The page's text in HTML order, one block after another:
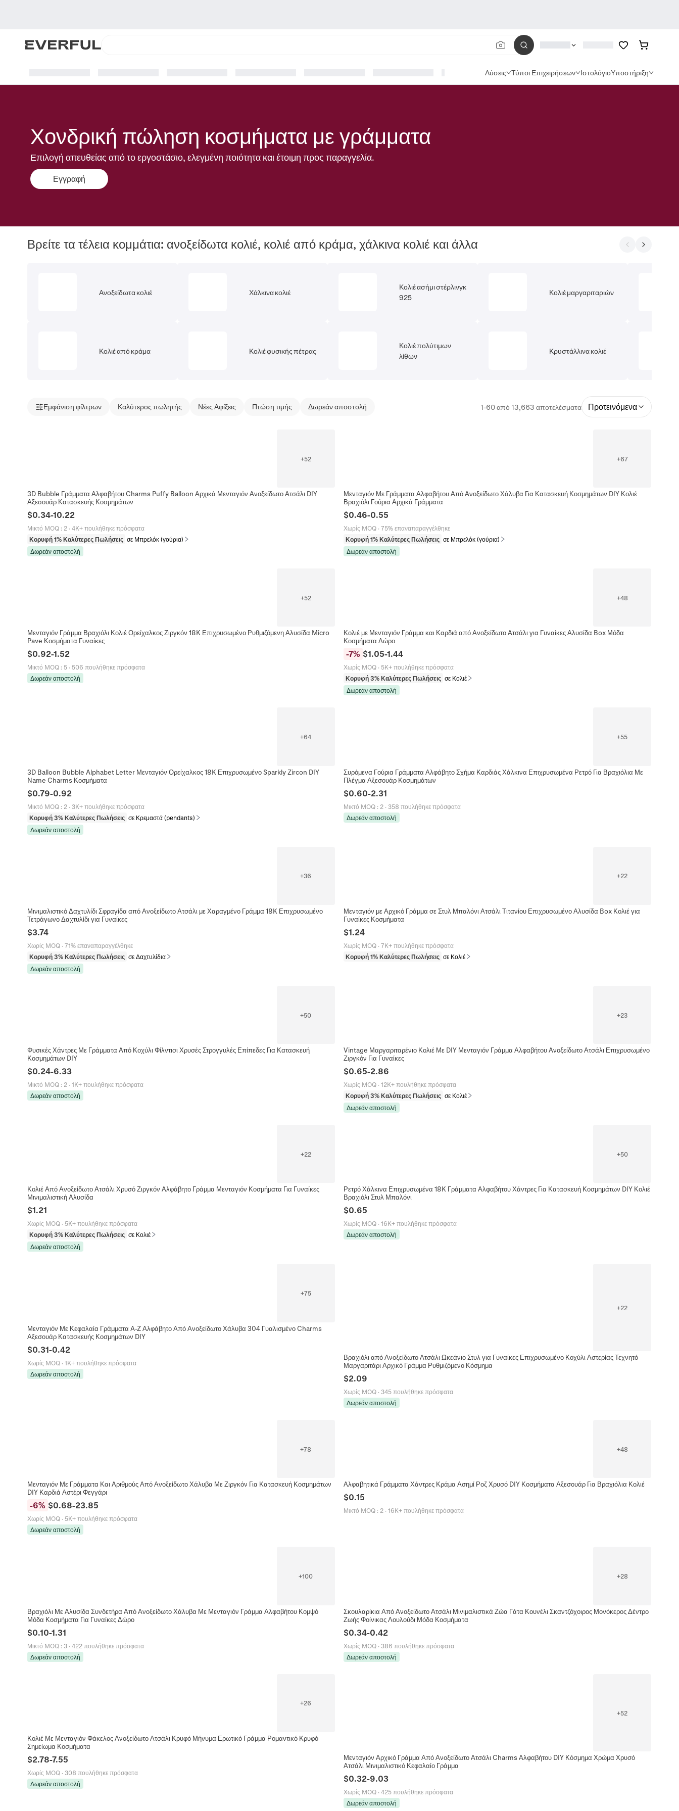
Λύσεις Τύποι Επιχειρήσεων ΙστολόγιοΥποστήριξη
Χονδρική πώληση κοσμήματα με γράμματα
Επιλογή απευθείας από το εργοστάσιο, ελεγμένη ποιότητα και έτοιμη προς παραγγελία.
Εγγραφή
Βρείτε τα τέλεια κομμάτια: ανοξείδωτα κολιέ, κολιέ από κράμα, χάλκινα κολιέ και άλλα
Ανοξείδωτα κολιέ
Κολιέ από κράμα
Χάλκινα κολιέ
Κολιέ φυσικής πέτρας
Κολιέ ασήμι στέρλινγκ
925
Κολιέ πολύτιμων
λίθων
Κολιέ μαργαριταριών
Κρυστάλλινα κολιέ
Εμφάνιση φίλτρων Καλύτερος πωλητής Νέες Αφίξεις Πτώση τιμής Δωρεάν αποστολή 1-60 από 13,663 αποτελέσματα Προτεινόμενα
+52
3D Bubble Γράμματα Αλφαβήτου Charms Puffy Balloon Αρχικά Μενταγιόν Ανοξείδωτο Ατσάλι DIY
Αξεσουάρ Κατασκευής Κοσμημάτων
$0.34-10.22
Μικτό MOQ: 2· 4K+ πουλήθηκε πρόσφατα
Κορυφή 1% Καλύτερες Πωλήσεις σε Μπρελόκ (γούρια)
Δωρεάν αποστολή
+67
Μενταγιόν Με Γράμματα Αλφαβήτου Από Ανοξείδωτο Χάλυβα Για Κατασκευή Κοσμημάτων DIY Κολιέ
Βραχιόλι Γούρια Αρχικά Γράμματα
$0.46-0.55
Χωρίς MOQ · 75% επαναπαραγγέλθηκε
Κορυφή 1% Καλύτερες Πωλήσεις σε Μπρελόκ (γούρια)
Δωρεάν αποστολή
+52
Μενταγιόν Γράμμα Βραχιόλι Κολιέ Ορείχαλκος Ζιργκόν 18K Επιχρυσωμένο Ρυθμιζόμενη Αλυσίδα Micro
Pave Κοσμήματα Γυναίκες
$0.92-1.52
Μικτό MOQ: 5· 506 πουλήθηκε πρόσφατα
Δωρεάν αποστολή
+48
Κολιέ με Μενταγιόν Γράμμα και Καρδιά από Ανοξείδωτο Ατσάλι για Γυναίκες Αλυσίδα Box Μόδα
Κοσμήματα Δώρο
-7% $1.05-1.44
Χωρίς MOQ · 5K+ πουλήθηκε πρόσφατα
Κορυφή 3% Καλύτερες Πωλήσεις σε Κολιέ
Δωρεάν αποστολή
+64
3D Balloon Bubble Alphabet Letter Μενταγιόν Ορείχαλκος 18K Επιχρυσωμένο Sparkly Zircon DIY
Name Charms Κοσμήματα
$0.79-0.92
Μικτό MOQ: 2· 3K+ πουλήθηκε πρόσφατα
Κορυφή 3% Καλύτερες Πωλήσεις σε Κρεμαστά (pendants)
Δωρεάν αποστολή
+55
Συρόμενα Γούρια Γράμματα Αλφάβητο Σχήμα Καρδιάς Χάλκινα Επιχρυσωμένα Ρετρό Για Βραχιόλια Με
Πλέγμα Αξεσουάρ Κοσμημάτων
$0.60-2.31
Μικτό MOQ : 2 · 358 πουλήθηκε πρόσφατα
Δωρεάν αποστολή
+36
Μινιμαλιστικό Δαχτυλίδι Σφραγίδα από Ανοξείδωτο Ατσάλι με Χαραγμένο Γράμμα 18K Επιχρυσωμένο
Τετράγωνο Δαχτυλίδι για Γυναίκες
$3.74
Χωρίς MOQ· 71% επαναπαραγγέλθηκε
Κορυφή 3% Καλύτερες Πωλήσεις σε Δαχτυλίδια
Δωρεάν αποστολή
+22
Μενταγιόν με Αρχικό Γράμμα σε Στυλ Μπαλόνι Ατσάλι Τιτανίου Επιχρυσωμένο Αλυσίδα Box Κολιέ για
Γυναίκες Κοσμήματα
$1.24
Χωρίς MOQ · 7K+ πουλήθηκε πρόσφατα
Κορυφή 1% Καλύτερες Πωλήσεις σε Κολιέ
+50
Φυσικές Χάντρες Με Γράμματα Από Κοχύλι Φίλντισι Χρυσές Στρογγυλές Επίπεδες Για Κατασκευή
Κοσμημάτων DIY
$0.24-6.33
Μικτό MOQ: 2· 1K+ πουλήθηκε πρόσφατα
Δωρεάν αποστολή
+23
Vintage Μαργαριταρένιο Κολιέ Με DIY Μενταγιόν Γράμμα Αλφαβήτου Ανοξείδωτο Ατσάλι Επιχρυσωμένο
Ζιργκόν Για Γυναίκες
$0.65-2.86
Χωρίς MOQ · 12K+ πουλήθηκε πρόσφατα
Κορυφή 3% Καλύτερες Πωλήσεις σε Κολιέ
Δωρεάν αποστολή
+22
Κολιέ Από Ανοξείδωτο Ατσάλι Χρυσό Ζιργκόν Αλφάβητο Γράμμα Μενταγιόν Κοσμήματα Για Γυναίκες
Μινιμαλιστική Αλυσίδα
$1.21
Χωρίς MOQ· 5K+ πουλήθηκε πρόσφατα
Κορυφή 3% Καλύτερες Πωλήσεις σε Κολιέ
Δωρεάν αποστολή
+50
Ρετρό Χάλκινα Επιχρυσωμένα 18K Γράμματα Αλφαβήτου Χάντρες Για Κατασκευή Κοσμημάτων DIY Κολιέ
Βραχιόλι Στυλ Μπαλόνι
$0.65
Χωρίς MOQ · 16K+ πουλήθηκε πρόσφατα
Δωρεάν αποστολή
+75
Μενταγιόν Με Κεφαλαία Γράμματα A-Z Αλφάβητο Από Ανοξείδωτο Χάλυβα 304 Γυαλισμένο Charms
Αξεσουάρ Κατασκευής Κοσμημάτων DIY
$0.31-0.42
Χωρίς MOQ· 1K+ πουλήθηκε πρόσφατα
Δωρεάν αποστολή
+22
Βραχιόλι από Ανοξείδωτο Ατσάλι Ωκεάνιο Στυλ για Γυναίκες Επιχρυσωμένο Κοχύλι Αστερίας Τεχνητό
Μαργαριτάρι Αρχικό Γράμμα Ρυθμιζόμενο Κόσμημα
$2.09
Χωρίς MOQ · 345 πουλήθηκε πρόσφατα
Δωρεάν αποστολή
+78
Μενταγιόν Με Γράμματα Και Αριθμούς Από Ανοξείδωτο Χάλυβα Με Ζιργκόν Για Κατασκευή Κοσμημάτων
DIY Καρδιά Αστέρι Φεγγάρι
-6% $0.68-23.85
Χωρίς MOQ· 5K+ πουλήθηκε πρόσφατα
Δωρεάν αποστολή
+48
Αλφαβητικά Γράμματα Χάντρες Κράμα Ασημί Ροζ Χρυσό DIY Κοσμήματα Αξεσουάρ Για Βραχιόλια Κολιέ
$0.15
Μικτό MOQ : 2 · 16K+ πουλήθηκε πρόσφατα
+100
Βραχιόλι Με Αλυσίδα Συνδετήρα Από Ανοξείδωτο Χάλυβα Με Μενταγιόν Γράμμα Αλφαβήτου Κομψό
Μόδα Κοσμήματα Για Γυναίκες Δώρο
$0.10-1.31
Μικτό MOQ: 3· 422 πουλήθηκε πρόσφατα
Δωρεάν αποστολή
+28
Σκουλαρίκια Από Ανοξείδωτο Ατσάλι Μινιμαλιστικά Ζώα Γάτα Κουνέλι Σκαντζόχοιρος Μονόκερος Δέντρο
Ζωής Φοίνικας Λουλούδι Μόδα Κοσμήματα
$0.34-0.42
Χωρίς MOQ · 386 πουλήθηκε πρόσφατα
Δωρεάν αποστολή
+26
Κολιέ Με Μενταγιόν Φάκελος Ανοξείδωτο Ατσάλι Κρυφό Μήνυμα Ερωτικό Γράμμα Ρομαντικό Κρυφό
Σημείωμα Κοσμήματα
$2.78-7.55
Χωρίς MOQ· 308 πουλήθηκε πρόσφατα
Δωρεάν αποστολή
+52
Μενταγιόν Αρχικό Γράμμα Από Ανοξείδωτο Ατσάλι Charms Αλφαβήτου DIY Κόσμημα Χρώμα Χρυσό
Ατσάλι Μινιμαλιστικό Κεφαλαίο Γράμμα
$0.32-9.03
Χωρίς MOQ · 425 πουλήθηκε πρόσφατα
Δωρεάν αποστολή